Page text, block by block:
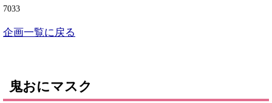
7033
企画一覧に戻る
鬼おにマスク